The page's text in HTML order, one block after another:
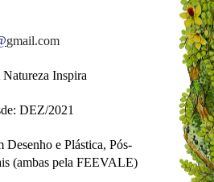
gmail.com
Natureza Inspira
DEZ/2021
Desenho e Plástica, Pós-
(ambas pela FEEVALE)